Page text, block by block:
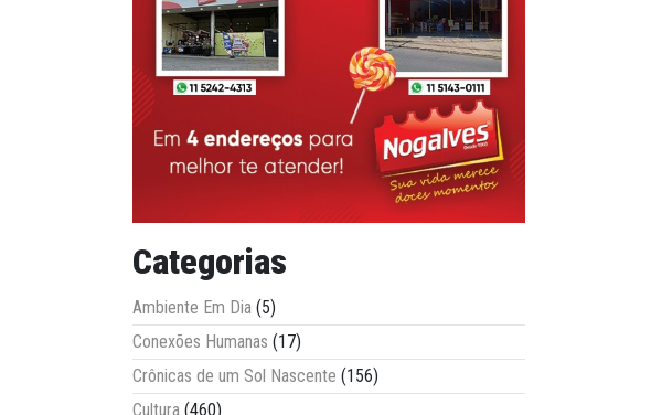
Categorias
Ambiente Em Dia (5)
Conexões Humanas (17)
Crônicas de um Sol Nascente (156)
Cultura (460)